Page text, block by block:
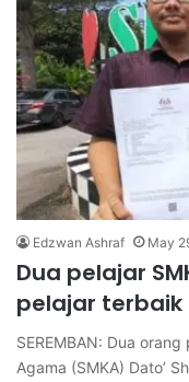
Edzwan Ashraf May
Dua pelajar
pelajar terbaik
SEREMBAN: Dua
Agama (SMKA) Dato’